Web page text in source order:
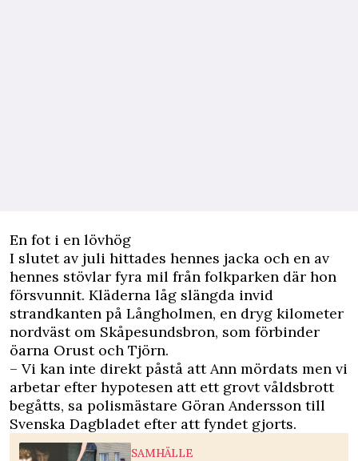
En fot i en lövhög
I slutet av juli hittades hennes jacka och en av
hennes stövlar fyra mil från folkparken där hon
försvunnit. Kläderna låg slängda invid
strandkanten på Långholmen, en dryg kilometer
nordväst om Skåpesundsbron, som förbinder
öarna Orust och Tjörn.
– Vi kan inte direkt påstå att Ann mördats men vi
arbetar efter hypotesen att ett grovt våldsbrott
begåtts, sa polismästare Göran Andersson till
Svenska Dagbladet efter att fyndet gjorts.
SAMHÄLLE